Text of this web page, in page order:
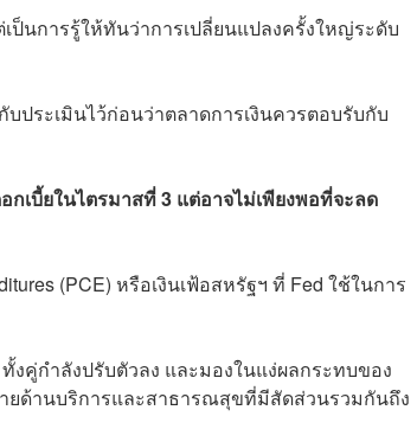
ป็นการรู้ให้ทันว่าการเปลี่ยนแปลงครั้งใหญ่ระดับ
บประเมินไว้ก่อนว่าตลาดการเงินควรตอบรับกับ
เบี้ยในไตรมาสที่ 3 แต่อาจไม่เพียงพอที่จะลด
(PCE) หรือเงินเฟ้อสหรัฐฯ ที่ Fed ใช้ในการ
งคู่กำลังปรับตัวลง และมองในแง่ผลกระทบของ
ยด้านบริการและสาธารณสุขที่มีสัดส่วนรวมกันถึง